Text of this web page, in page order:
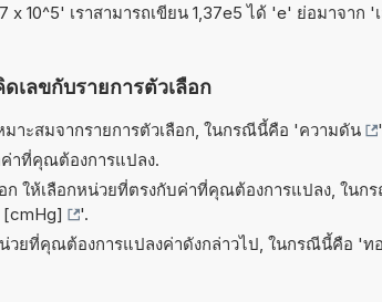
x 10^5' เราสามารถเขียน 1,37e5 ได้ 'e' ย่อมาจาก '
เลขกับรายการตัวเลือก
าะสมจากรายการตัวเลือก, ในกรณีนี้คือ 'ความดัน
าที่คุณต้องการแปลง.
อก ให้เลือกหน่วยที่ตรงกับค่าที่คุณต้องการแปลง, ในก
[cmHg]
'.
วยที่คุณต้องการแปลงค่าดังกล่าวไป, ในกรณีนี้คือ 'ท